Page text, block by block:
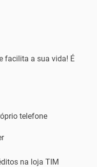
facilita a sua vida! É
telefone
na loja TIM